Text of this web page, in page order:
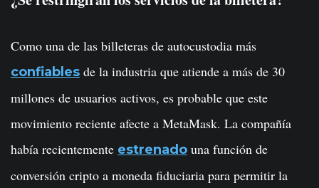
Como una de las billeteras de autocustodia más
confiables de la industria que atiende a más de 30
millones de usuarios activos, es probable que este
movimiento reciente afecte a MetaMask. La compañía
había recientemente estrenado una función de
conversión cripto a moneda fiduciaria para permitir la